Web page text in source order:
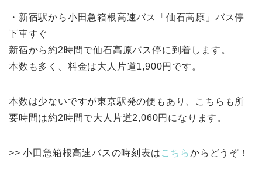
・新宿駅から小田急箱根高速バス「仙石高原」バス停
下車すぐ
新宿から約2時間で仙石高原バス停に到着します。
本数も多く、料金は大人片道1,900円です。
本数は少ないですが東京駅発の便もあり、こちらも所
要時間は約2時間で大人片道2,060円になります。
>> 小田急箱根高速バスの時刻表は こちらからどうぞ！